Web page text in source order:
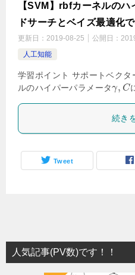
【SVM】rbfカーネルの
ドサーチとベイズ最適化
更新日： 2019-08-25 公開日：
人工知能
学習ポイント サポートベク
ルのハイパーパラメータγ, C
続き
Tweet
人気記事(PV数)です！！